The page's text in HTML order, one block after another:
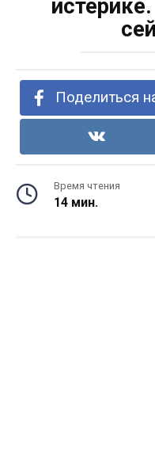
Поделиться
Время чтения
14 мин.